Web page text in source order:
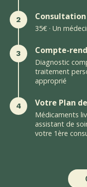
2
35€ · Un
3 Compte-
Diagnostic
traitement
approprié
4 Votre Plan
Médicaments
assistant de
votre 1ère